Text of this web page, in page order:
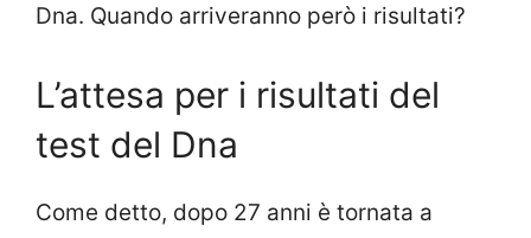
Dna. Quando arriveranno però i risultati?
L’attesa per i risultati del
test del Dna
Come detto, dopo 27 anni è tornata a